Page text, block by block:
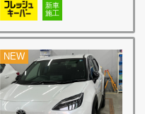
新車
施工
NEW